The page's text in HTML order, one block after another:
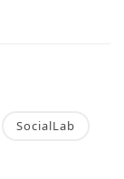
SocialLab